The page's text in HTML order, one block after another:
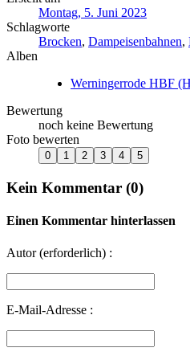
Montag, 5. Juni 2023
Schlagworte
Brocken, Dampeisenbahnen,
Alben
Werningerrode HBF
Bewertung
noch keine Bewertung
Foto bewerten
Kein Kommentar (0)
Einen Kommentar hinterlassen
Autor (erforderlich) :
E-Mail-Adresse :